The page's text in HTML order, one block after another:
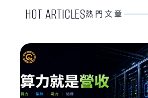
HOT ARTICLES熱門文章